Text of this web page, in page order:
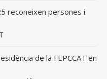
reconeixen persones i
de la FEPCCAT en